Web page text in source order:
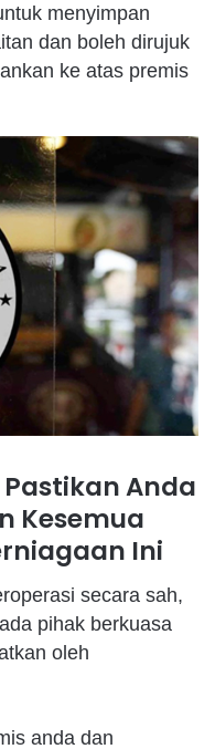
menyimpan
dan boleh dirujuk
ke atas premis
Anda
Kesemua
Ini
secara sah,
pihak berkuasa
oleh
anda dan